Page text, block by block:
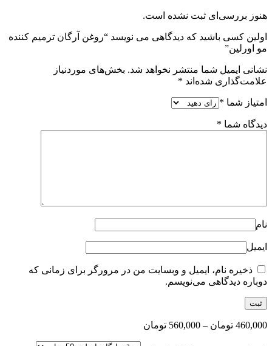
هنوز بررسی‌ای ثبت نشده است.
اولین کسی باشید که دیدگاهی می نویسد “روغن آرگان ترمیم کننده
مو اورلین”
نشانی ایمیل شما منتشر نخواهد شد. بخش‌های موردنیاز
علامت‌گذاری شده‌اند *
امتیاز شما *
دیدگاه شما *
نام
ایمیل
ذخیره نام، ایمیل و وبسایت من در مرورگر برای زمانی که
دوباره دیدگاهی می‌نویسم.
460,000 تومان –
560,000 تومان